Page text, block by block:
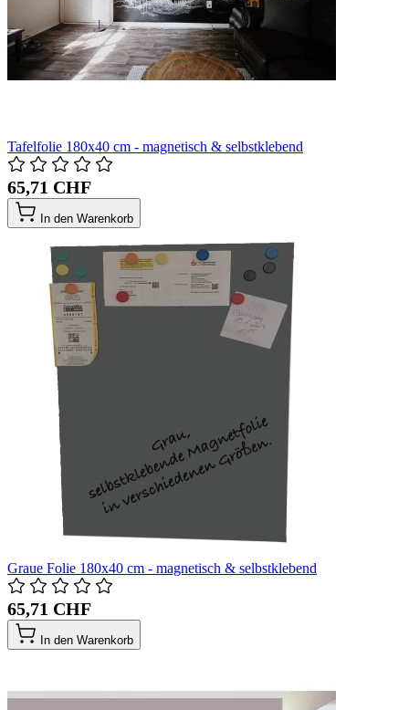
Tafelfolie 180x40 cm - magnetisch & selbstklebend
65,71 CHF
In den Warenkorb
Graue Folie 180x40 cm - magnetisch & selbstklebend
65,71 CHF
In den Warenkorb